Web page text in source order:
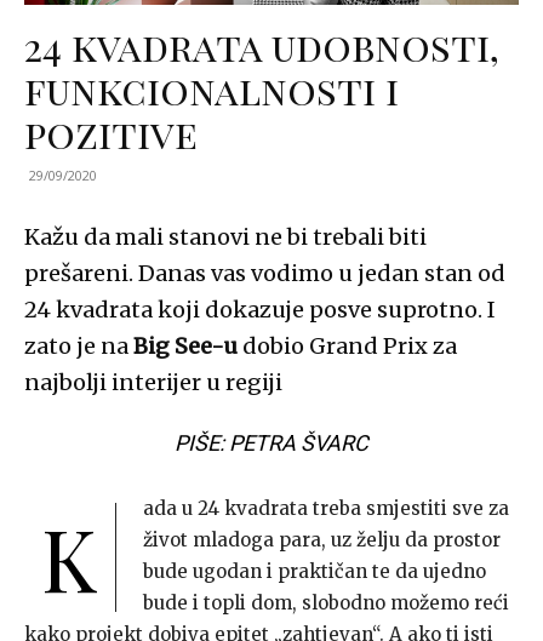
24 kvadrata udobnosti,
funkcionalnosti i
pozitive
29/09/2020
Kažu da mali stanovi ne bi trebali biti
prešareni. Danas vas vodimo u jedan stan od
24 kvadrata koji dokazuje posve suprotno. I
zato je naBig See-u dobio Grand Prix za
najbolji interijer u regiji
PIŠE: PETRA ŠVARC
K
ada u 24 kvadrata treba smjestiti sve za
život mladoga para, uz želju da prostor
bude ugodan i praktičan te da ujedno
bude i topli dom, slobodno možemo reći
kako projekt dobiva epitet „zahtjevan“. A ako ti isti